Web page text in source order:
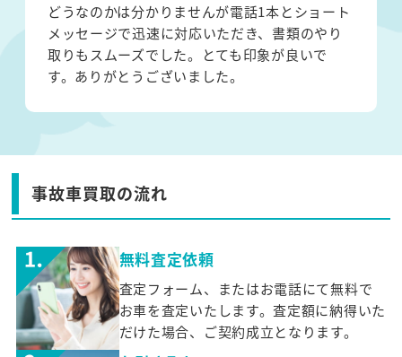
どうなのかは分かりませんが電話1本とショート
メッセージで迅速に対応いただき、書類のやり
取りもスムーズでした。とても印象が良いで
す。ありがとうございました。
事故車買取の流れ
無料査定依頼
査定フォーム、またはお電話にて無料で
お車を査定いたします。査定額に納得いた
だけた場合、ご契約成立となります。